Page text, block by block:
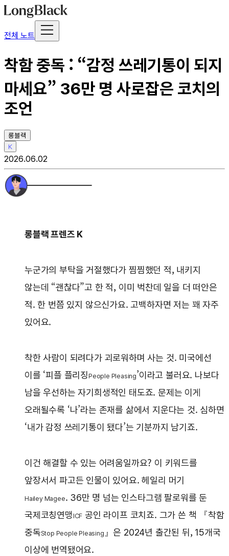
전체 노트
착함 중독 : “감정 쓰레기통이 되지
마세요” 36만 명 사로잡은 코치의
조언
롱블랙
K
2026.06.02
롱블랙 프렌즈 K
누군가의 부탁을 거절했다가 찜찜했던 적, 내키지
않는데 “괜찮다”고 한 적, 이미 벅찬데 일을 더 떠안은
적. 한 번쯤 있지 않으신가요. 고백하자면 저는 꽤 자주
있어요.
착한 사람이 되려다가 괴로워하며 사는 것. 미국에선
이를 ‘피플 플리징People Pleasing’이라고 불러요. 나보다
남을 우선하는 자기희생적인 태도죠. 문제는 이게
오래될수록 ‘나’라는 존재를 삶에서 지운다는 것. 심하면
‘내가 감정 쓰레기통이 됐다’는 기분까지 남기죠.
이건 해결할 수 있는 어려움일까요? 이 키워드를
앞장서서 파고든 인물이 있어요. 헤일리 머기
Hailey Magee. 36만 명 넘는 인스타그램 팔로워를 둔
국제코칭연맹ICF 공인 라이프 코치죠. 그가 쓴 책 『착함
중독Stop People Pleasing 』은 2024년 출간된 뒤, 15개국
이상에 번역됐어요.